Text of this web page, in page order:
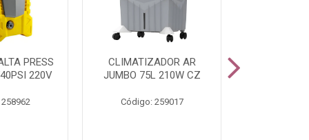
PRESS
220V
CLIMATIZADOR AR
JUMBO 75L 210W CZ
Código: 259017